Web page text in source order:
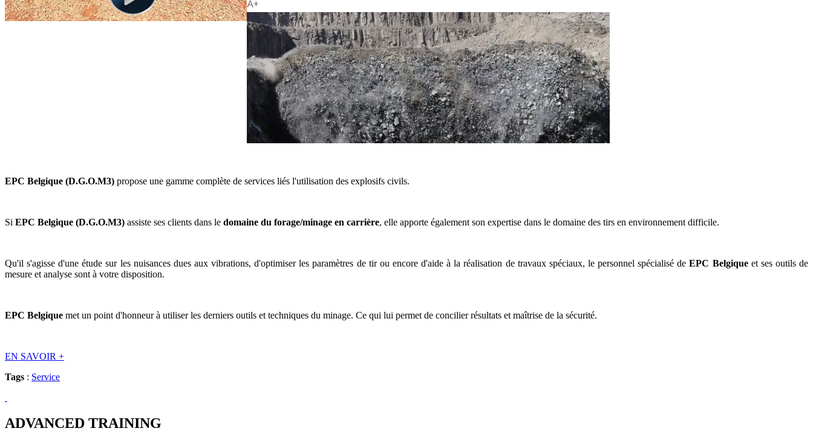
EPC Belgique (D.G.O.M3) propose une gamme complète de services liés l'utilisation des explosifs civils.
Si EPC Belgique (D.G.O.M3) assiste ses clients dans le domaine du forage/minage en carrière, elle apporte également son expertise dans le domaine des tirs en environnement difficile.
Qu'il s'agisse d'une étude sur les nuisances dues aux vibrations, d'optimiser les paramètres de tir ou encore d'aide à la réalisation de travaux spéciaux, le personnel spécialisé deEPC Belgiqueet ses outils de
mesure et analyse sont à votre disposition.
EPC Belgique met un point d'honneur à utiliser les derniers outils et techniques du minage. Ce qui lui permet de concilier résultats et maîtrise de la sécurité.
EN SAVOIR +
Tags : Service
ADVANCED TRAINING